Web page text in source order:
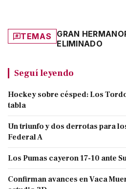
TEMAS GRAN HERMANO
ELIMINADO
Seguí leyendo
Hockey sobre césped: Los
tabla
Un triunfo y dos derrotas para
Federal A
Los Pumas cayeron 17-10 ante
Confirman avances en Vaca